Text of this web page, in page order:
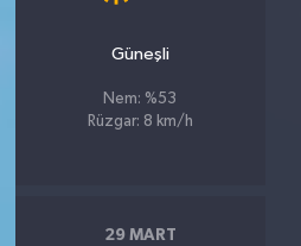
Güneşli
Nem: %53
Rüzgar: 8 km/h
29 MART